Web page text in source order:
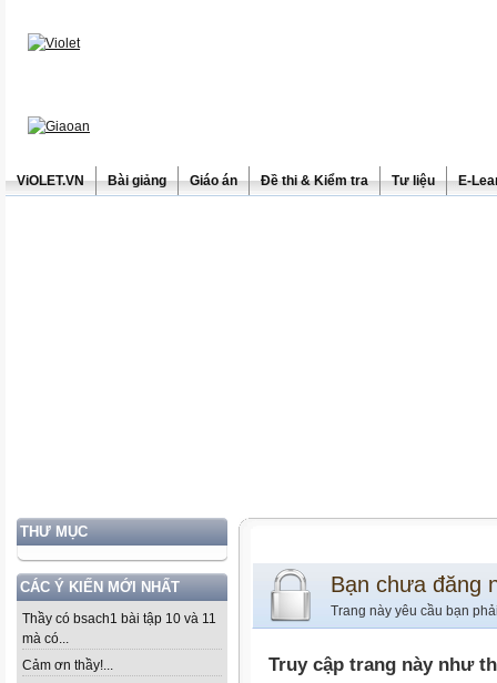
ViOLET.VN Bài giảng Giáo án Đề thi & Kiểm tra Tư liệu E-
THƯ MỤC
CÁC Ý KIẾN MỚI NHẤT
Thầy có bsach1 bài tập 10 và 11
mà có...
Cảm ơn thầy!...
Bạn chưa đăng
Trang này yêu cầu bạn
Truy cập trang này như